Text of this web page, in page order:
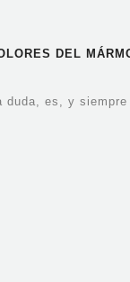
DEL
duda, es, y